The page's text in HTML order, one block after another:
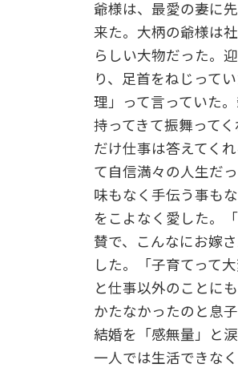
爺様は、最愛の妻に
来た。大柄の爺様は
らしい大物だった。
り、足首をねじって
理」って言っていた
持ってきて振舞って
だけ仕事は答えてく
て自信満々の人生だ
味もなく手伝う事も
をこよなく愛した。
賛で、こんなにお嫁
した。「子育てって
と仕事以外のことに
かたなかったのと息
結婚を「感無量」と
一人では生活できな